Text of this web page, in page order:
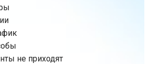
не приходят